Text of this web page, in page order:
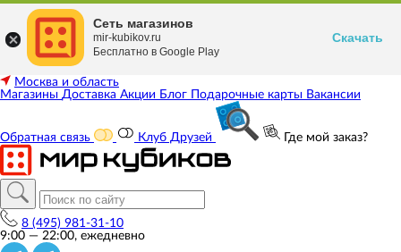
Москва и область
Магазины Доставка Акции Блог Подарочные карты Вакансии
Обратная связь Клуб Друзей Где мой заказ?
8 (495) 981-31-10
9:00 — 22:00, ежедневно
Сеть магазинов
mir-kubikov.ru
Бесплатно в Google Play
Скачать